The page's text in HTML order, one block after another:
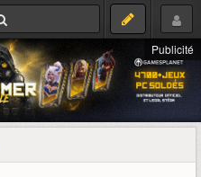
Publicité